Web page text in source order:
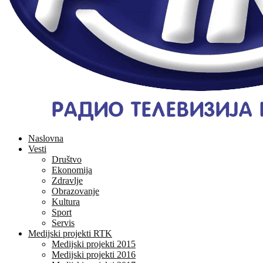
Naslovna
Vesti
Društvo
Ekonomija
Zdravlje
Obrazovanje
Kultura
Sport
Servis
Medijski projekti RTK
Medijski projekti 2015
Medijski projekti 2016